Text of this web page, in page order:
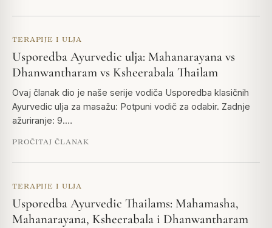
TERAPIJE I ULJA
Usporedba Ayurvedic ulja: Mahanarayana vs
Dhanwantharam vs Ksheerabala Thailam
Ovaj članak dio je naše serije vodiča Usporedba klasičnih
Ayurvedic ulja za masažu: Potpuni vodič za odabir. Zadnje
ažuriranje: 9.…
PROČITAJ ČLANAK
TERAPIJE I ULJA
Usporedba Ayurvedic Thailams: Mahamasha,
Mahanarayana, Ksheerabala i Dhanwantharam